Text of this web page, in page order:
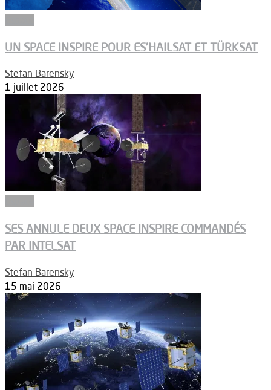
UN SPACE INSPIRE POUR ES’HAILSAT ET TÜRKSAT
Stefan Barensky -
1 juillet 2026
SES ANNULE DEUX SPACE INSPIRE COMMANDÉS
PAR INTELSAT
Stefan Barensky -
15 mai 2026